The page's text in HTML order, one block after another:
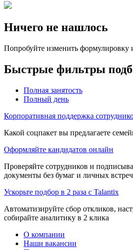
Ничего не нашлось
Попробуйте изменить формулировку
Быстрые фильтры
Полная занятость
Полный день
Корпоративная поддержка
Какой соцпакет вы предлагаете
Оформляйте кандидатов онлайн
Проверяйте сотрудников и
документы без бумаг и личных встреч
Ускорьте подбор в 2 раза с Talantix
Автоматизируйте сбор откликов,
собирайте аналитику в 2 клика
О компании
Наши вакансии